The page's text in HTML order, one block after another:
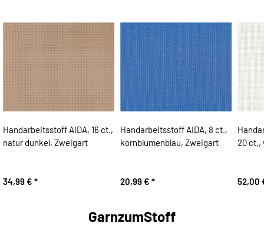
Handarbeitsstoff AIDA, 16 ct.,
natur dunkel, Zweigart
34,99 € *
Handarbeitsstoff AIDA, 8 ct.,
kornblumenblau, Zweigart
20,99 € *
20 ct.,
52,00
GarnzumStoff